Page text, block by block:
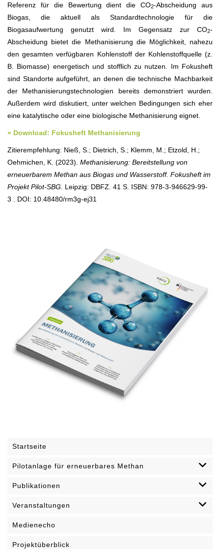
Referenz für die Bewertung dient die CO2-Abscheidung aus
Biogas, die aktuell als Standardtechnologie für die
Biogasaufwertung genutzt wird. Im Gegensatz zur CO2-
Abscheidung bietet die Methanisierung die Möglichkeit, nahezu
den gesamten verfügbaren Kohlenstoff der Kohlenstoffquelle (z.
B. Biomasse) energetisch und stofflich zu nutzen. Im Fokusheft
sind Standorte aufgeführt, an denen die technische Machbarkeit
der Methanisierungstechnologien bereits demonstriert wurden.
Außerdem wird diskutiert, unter welchen Bedingungen sich eher
eine katalytische oder eine biologische Methanisierung eignet.
» Download: Fokusheft Methanisierung
Zitierempfehlung: Nieß, S.; Dietrich, S.; Klemm, M.; Etzold, H.;
Oehmichen, K. (2023). Methanisierung: Bereitstellung von
erneuerbarem Methan aus Biogas und Wasserstoff. Fokusheft im
Projekt Pilot-SBG . Leipzig: DBFZ. 41 S. ISBN: 978-3-946629-99-
3 . DOI: 10.48480/rm3g-ej31
Startseite
Pilotanlage für erneuerbares Methan
Publikationen
Veranstaltungen
Medienecho
Projektüberblick